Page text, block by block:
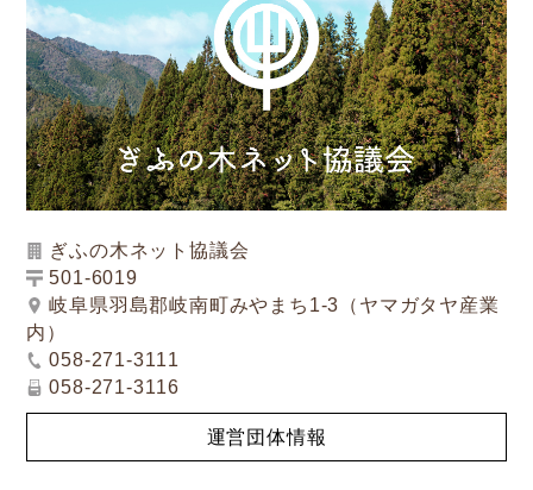
ぎふの木ネット協議会
501-6019
岐阜県羽島郡岐南町みやまち1-3（ヤマガタヤ産業
内）
058-271-3111
058-271-3116
運営団体情報